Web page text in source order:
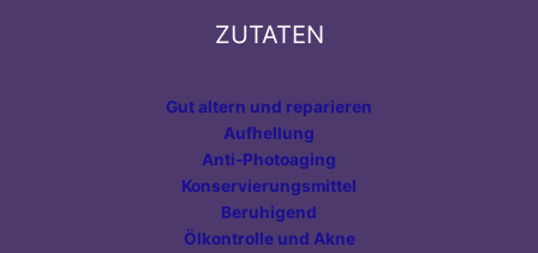
ZUTATEN
Gut altern und reparieren
Aufhellung
Anti-Photoaging
Konservierungsmittel
Beruhigend
Ölkontrolle und Akne